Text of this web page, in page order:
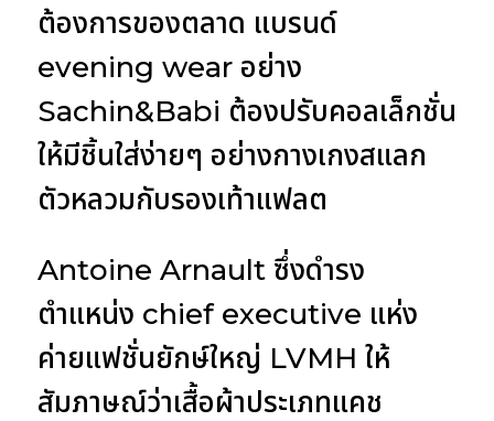
ต้องการของตลาด แบรนด์
evening wear อย่าง
Sachin&Babi ต้องปรับคอลเล็กชั่น
ให้มีชิ้นใส่ง่ายๆ อย่างกางเกงสแลก
ตัวหลวมกับรองเท้าแฟลต
Antoine Arnault ซึ่งดำรง
ตำแหน่ง chief executive แห่ง
ค่ายแฟชั่นยักษ์ใหญ่ LVMH ให้
สัมภาษณ์ว่าเสื้อผ้าประเภทแคช